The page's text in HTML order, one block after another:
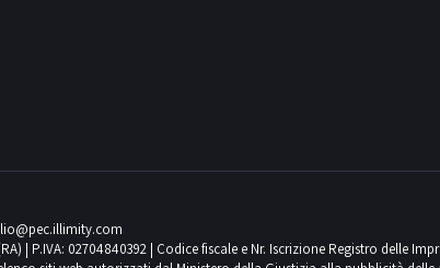
| P.IVA: 02704840392 | Codice fiscale e Nr. Iscrizione Registro delle